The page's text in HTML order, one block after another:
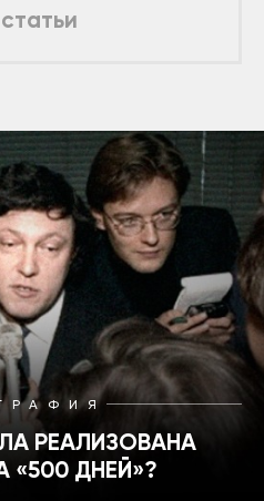
РЕАЛИЗОВАНА
«500 ДНЕЙ»?